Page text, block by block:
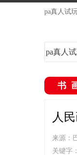
pa真人试
pa真人
书
人
来源：
关键字